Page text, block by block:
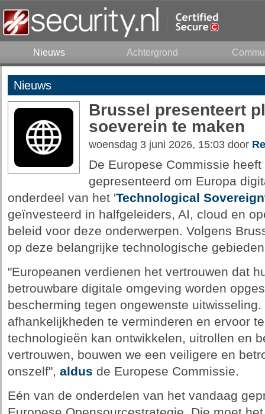
Nieuws Achtergrond
Nieuws
Brussel presenteert
soeverein te maken
woensdag 3 juni 2026, 15:03 door
De Europese Commissie
gepresenteerd om Europa
onderdeel van het 'Technological
geïnvesteerd in halfgeleiders, AI, cloud en
beleid voor deze onderwerpen. Volgens
op deze belangrijke technologische
"Europeanen verdienen het vertrouwen dat
betrouwbare digitale omgeving worden
bescherming tegen ongewenste
afhankelijkheden te verminderen en ervoor
technologieën kan ontwikkelen, uitrollen en
vertrouwen, bouwen we een veiligere en
onszelf", aldus de Europese Commissie.
Eén van de onderdelen van het vandaag